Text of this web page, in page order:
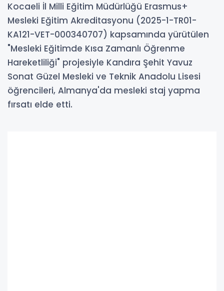
Kocaeli İl Milli Eğitim Müdürlüğü Erasmus+
Mesleki Eğitim Akreditasyonu (2025-1-TR01-
KA121-VET-000340707) kapsamında yürütülen
"Mesleki Eğitimde Kısa Zamanlı Öğrenme
Hareketliliği" projesiyle Kandıra Şehit Yavuz
Sonat Güzel Mesleki ve Teknik Anadolu Lisesi
öğrencileri, Almanya'da mesleki staj yapma
fırsatı elde etti.